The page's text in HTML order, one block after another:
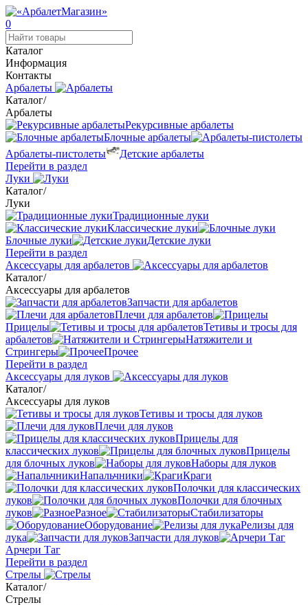
0
Каталог
Информация
Контакты
Арбалеты
Каталог/
Арбалеты
Рекурсивные арбалеты
Блочные арбалеты
Арбалеты-пистолеты
Детские арбалеты
Перейти в раздел
Луки
Каталог/
Луки
Традиционные луки
Классические луки
Блочные луки
Детские луки
Перейти в раздел
Аксессуары для арбалетов
Каталог/
Аксессуары для арбалетов
Запчасти для арбалетов
Плечи для арбалетов
Прицелы
Тетивы и тросы для
арбалетов
Натяжители и
Стрингеры
Прочее
Перейти в раздел
Аксессуары для луков
Каталог/
Аксессуары для луков
Тетивы и тросы для луков
Плечи для луков
Прицелы для
классических луков
Прицелы
для блочных луков
Наборы для луков
Напальчники
Краги
Полочки для классических
луков
Полочки для блочных
луков
Разное
Стабилизаторы
Оборудование
Релизы для
лука
Запчасти для луков
Арчери Таг
Перейти в раздел
Стрелы
Каталог/
Стрелы